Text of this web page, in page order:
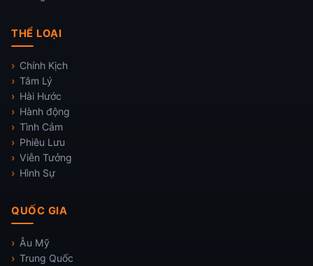
THỂ LOẠI
Chính Kịch
Tâm Lý
Hài Hước
Hành động
Tình Cảm
Phiêu Lưu
Viễn Tưởng
Hình Sự
QUỐC GIA
Âu Mỹ
Trung Quốc